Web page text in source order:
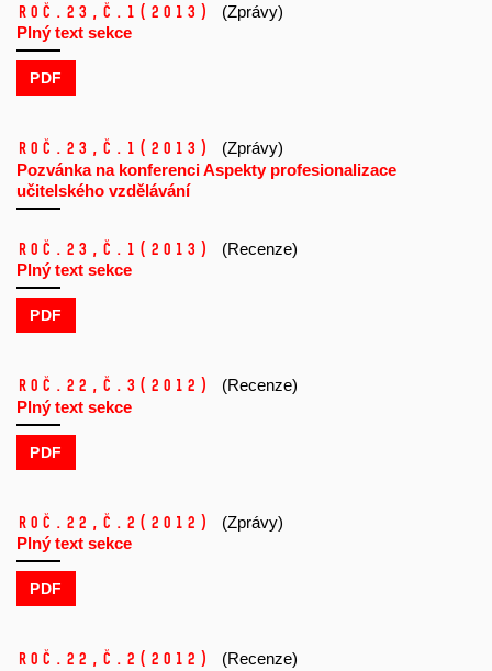
Roč.23, č.1 (2013)
(Zprávy)
Plný text sekce
PDF
Roč.23, č.1 (2013)
(Zprávy)
Pozvánka na konferenci Aspekty profesionalizace
učitelského vzdělávání
Roč.23, č.1 (2013)
(Recenze)
Plný text sekce
PDF
Roč.22, č.3 (2012)
(Recenze)
Plný text sekce
PDF
Roč.22, č.2 (2012)
(Zprávy)
Plný text sekce
PDF
Roč.22, č.2 (2012)
(Recenze)